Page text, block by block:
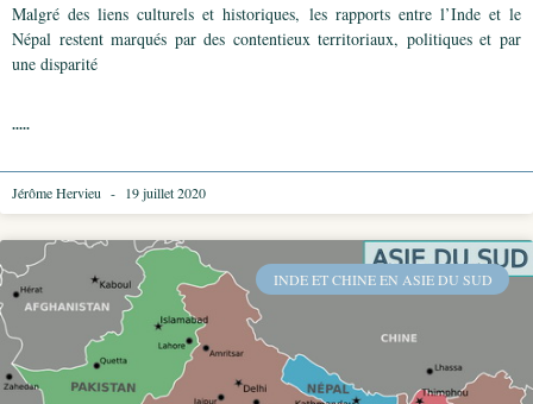
Malgré des liens culturels et historiques, les rapports entre l’Inde et le
Népal restent marqués par des contentieux territoriaux, politiques et par
une disparité
.....
Jérôme Hervieu 19 juillet 2020
INDE ET CHINE EN ASIE DU SUD